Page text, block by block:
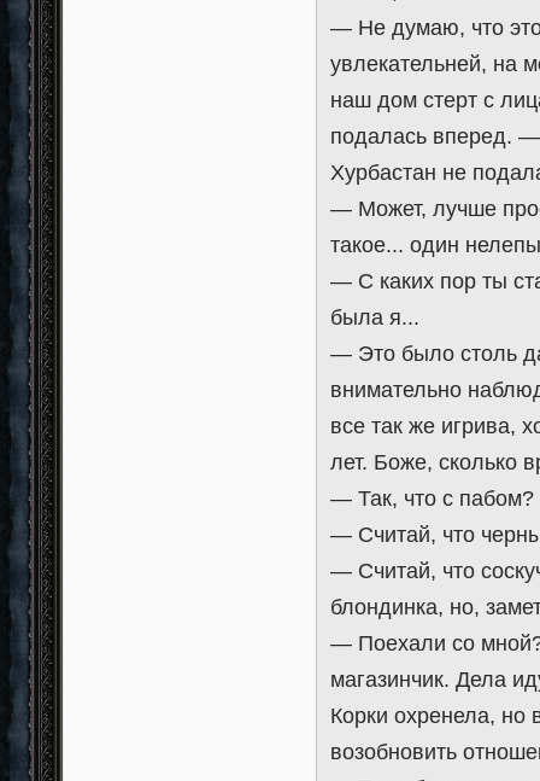
— Не думаю, что это
увлекательней, на
наш дом стерт с
подалась вперед. —
Хурбастан не
— Может, лучше
такое... один
— С каких пор ты
была я...
— Это было столь
внимательно
все так же игрива,
лет. Боже, сколько
— Так, что с пабом?
— Считай, что
— Считай, что
блондинка, но,
— Поехали со
магазинчик. Дела
Корки охренела,
возобновить